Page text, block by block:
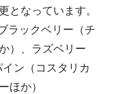
となっています。
ラックベリー（チ
）、ラズベリー
ン（コスタリカ
ほか）